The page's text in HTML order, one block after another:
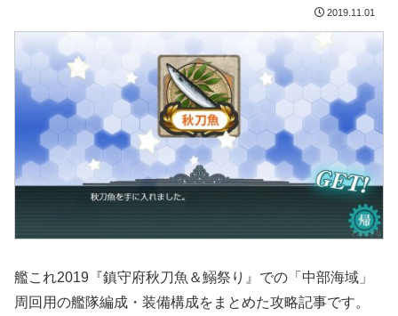
2019.11.01
艦これ2019『鎮守府秋刀魚＆鰯祭り』での「中部海域」
周回用の艦隊編成・装備構成をまとめた攻略記事です。